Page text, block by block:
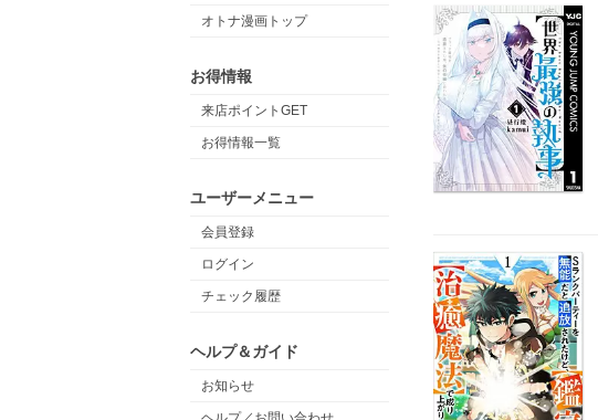
オトナ漫画トップ
お得情報
来店ポイントGET
お得情報一覧
ユーザーメニュー
会員登録
ログイン
チェック履歴
ヘルプ＆ガイド
お知らせ